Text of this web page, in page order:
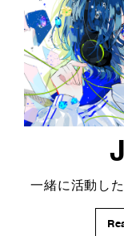
一緒に活動し